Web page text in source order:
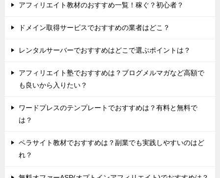
アフィリエイト教材のおすすめ一覧！稼ぐ？初心者？
ドメイン取得サービスでおすすめの業者はどこ？
レンタルサーバーでおすすめはどこで選ぶポイントは？
アフィリエイト塾でおすすめは？ブログメルマガなど高額で
も良いから入りたい？
ワードプレスのテンプレートでおすすめは？有料と無料で
は？
ペラサイト教材でおすすめは？副業でも実践しやすいのはど
れ？